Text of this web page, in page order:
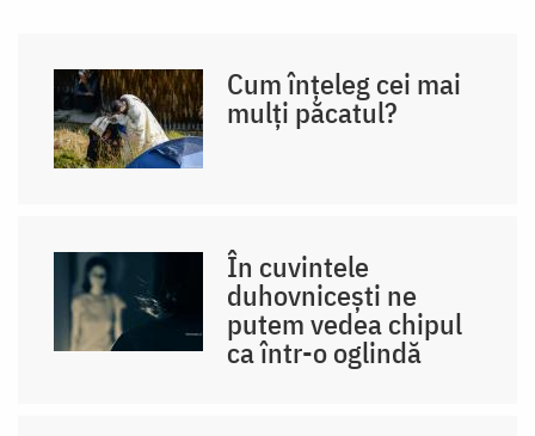
Cum înțeleg cei mai
mulți păcatul?
În cuvintele
duhovnicești ne
putem vedea chipul
ca într-o oglindă